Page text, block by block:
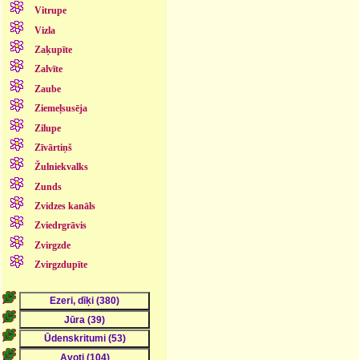
Vitrupe
Vizla
Zaķupīte
Zalvīte
Zaube
Ziemeļsusēja
Zilupe
Zīvārtiņš
Žulniekvalks
Zunds
Zvidzes kanāls
Zviedrgrāvis
Zvirgzde
Zvirgzdupīte